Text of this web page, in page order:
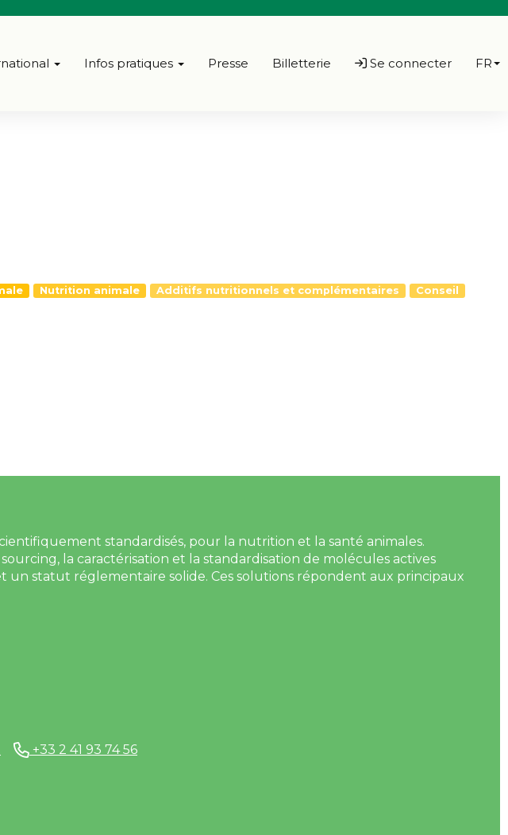
Infos pratiques Presse Billetterie Se connecter FR
Nutrition animale Additifs nutritionnels et complémentaires Conseil
standardisés, pour la nutrition et la santé animales.
la caractérisation et la standardisation de molécules actives
un statut réglementaire solide. Ces solutions répondent aux principaux
+33 2 41 93 74 56